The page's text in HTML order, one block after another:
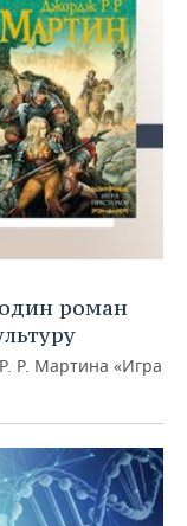
один роман
Р. Мартина «Игра